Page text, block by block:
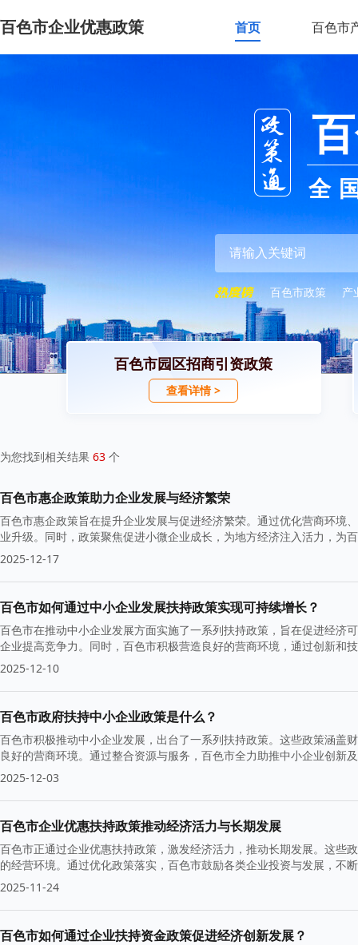
百色市企业优惠政策 首页 百色市
全
百色市政策 产
百色市园区招商引资政策
查看详情 >
为您找到相关结果 63 个
百色市惠企政策助力企业发展与经济繁荣
百色市惠企政策旨在提升企业发展与促进经济繁荣。通过优化营商环境
业升级。同时，政策聚焦促进小微企业成长，为地方经济注入活力，为
2025-12-17
百色市如何通过中小企业发展扶持政策实现可持续增长？
百色市在推动中小企业发展方面实施了一系列扶持政策，旨在促进经济
企业提高竞争力。同时，百色市积极营造良好的营商环境，通过创新和
2025-12-10
百色市政府扶持中小企业政策是什么？
百色市积极推动中小企业发展，出台了一系列扶持政策。这些政策涵盖
良好的营商环境。通过整合资源与服务，百色市全力助推中小企业创新
2025-12-03
百色市企业优惠扶持政策推动经济活力与长期发展
百色市正通过企业优惠扶持政策，激发经济活力，推动长期发展。这些
的经营环境。通过优化政策落实，百色市鼓励各类企业投资与发展，不
2025-11-24
百色市如何通过企业扶持资金政策促进经济创新发展？